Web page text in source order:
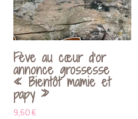
Fève au cœur d’or
annonce grossesse
« Bientôt mamie et
papy »
9,60€